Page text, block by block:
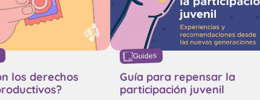
los derechos
Guides
Guía para repensar la
participación juvenil